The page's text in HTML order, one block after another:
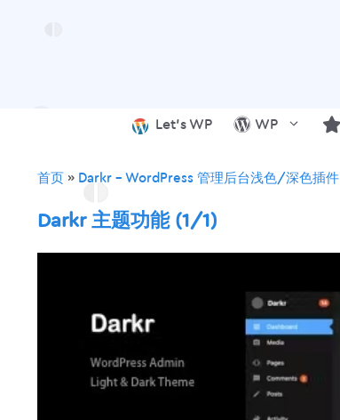
Let’s WP WP
首页 » Darkr – WordPress 管理后台浅色/深色插件
Darkr 主题功能 (1/1)